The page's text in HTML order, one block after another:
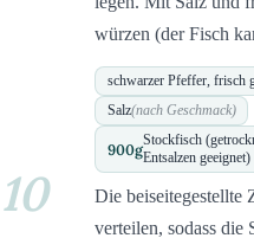
würzen (der Fisch
schwarzer Pfeffer, frisch
Salz(nach Geschmack)
900gStockfisch
Entsalzen geeignet)
10
Die beiseitegestellte
verteilen, sodass die